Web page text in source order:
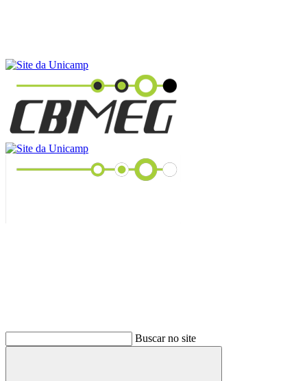
Buscar no site